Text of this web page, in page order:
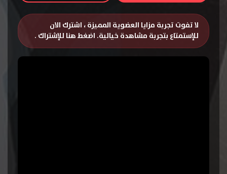
لا تفوت تجربة مزايا العضوية المميزة ، اشترك الان
للإستمتاع بتجربة مشاهدة خيالية. اضغط هنا للإشتراك .